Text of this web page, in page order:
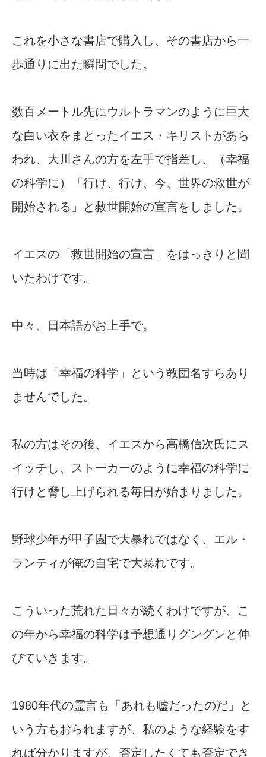
これを小さな書店で購入し、その書店から一
歩通りに出た瞬間でした。
数百メートル先にウルトラマンのように巨大
な白い衣をまとったイエス・キリストがあら
われ、大川さんの方を左手で指差し、（幸福
の科学に）「行け、行け、今、世界の救世が
開始される」と救世開始の宣言をしました。
イエスの「救世開始の宣言」をはっきりと聞
いたわけです。
中々、日本語がお上手で。
当時は「幸福の科学」という教団名すらあり
ませんでした。
私の方はその後、イエスから高橋信次氏にス
イッチし、ストーカーのように幸福の科学に
行けと脅し上げられる毎日が始まりました。
野球少年が甲子園で大暴れではなく、エル・
ランティが俺の自宅で大暴れです。
こういった荒れた日々が続くわけですが、こ
の年から幸福の科学は予想通りグングンと伸
びていきます。
1980年代の霊言も「あれも嘘だったのだ」と
いう方もおられますが、私のような経験をす
れば分かりますが、否定したくても否定でき